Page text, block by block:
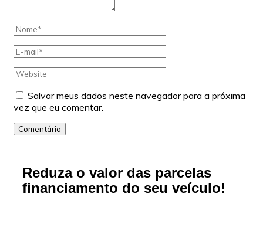
Salvar meus dados neste navegador para a próxima
vez que eu comentar.
Comentário
Reduza o valor das parcelas
financiamento do seu veículo!